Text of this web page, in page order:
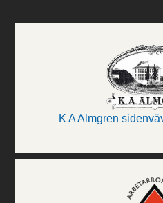
K A Almgren